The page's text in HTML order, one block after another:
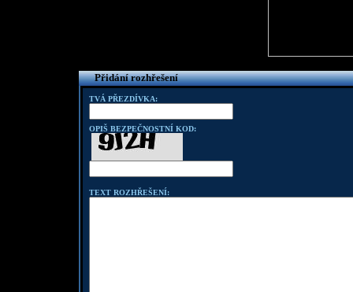
Přidání rozhřešení
TVÁ PŘEZDÍVKA:
OPIŠ BEZPEČNOSTNÍ KOD:
TEXT ROZHŘEŠENÍ: